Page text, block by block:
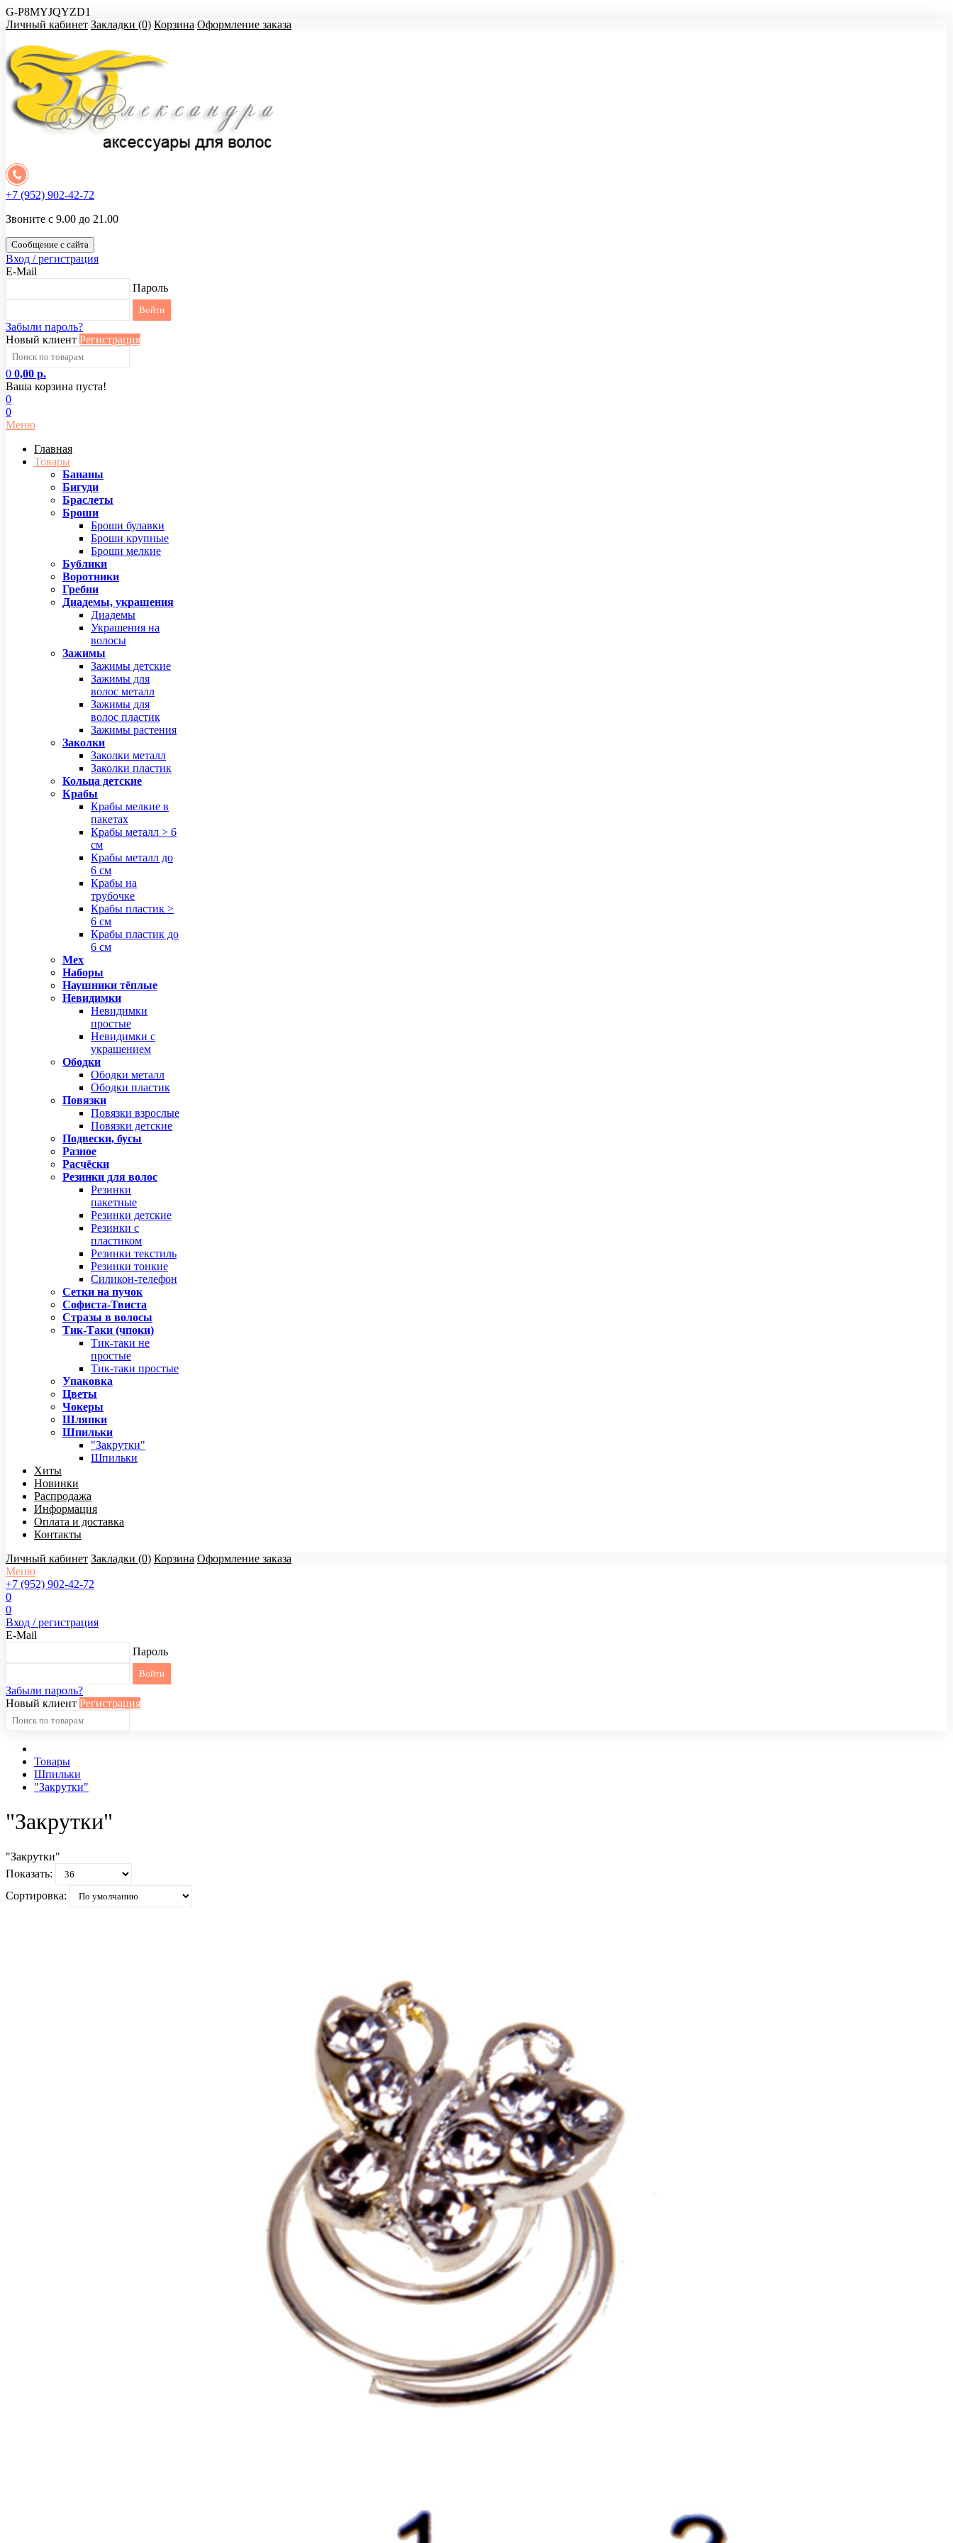
G-P8MYJQYZD1
Личный кабинет Закладки (0) Корзина Оформление заказа
+7 (952) 902-42-72
Звоните с 9.00 до 21.00
Сообщение с сайта
Вход / регистрация
E-Mail
Пароль
Забыли пароль?
Новый клиент Регистрация
0 0,00 р.
Ваша корзина пуста!
0
0
Меню
Главная
Товары
Бананы
Бигуди
Браслеты
Броши
Броши булавки
Броши крупные
Броши мелкие
Бублики
Воротники
Гребни
Диадемы, украшения
Диадемы
Украшения на
волосы
Зажимы
Зажимы детские
Зажимы для
волос металл
Зажимы для
волос пластик
Зажимы растения
Заколки
Заколки металл
Заколки пластик
Кольца детские
Крабы
Крабы мелкие в
пакетах
Крабы металл > 6
см
Крабы металл до
6 см
Крабы на
трубочке
Крабы пластик >
6 см
Крабы пластик до
6 см
Мех
Наборы
Наушники тёплые
Невидимки
Невидимки
простые
Невидимки с
украшением
Ободки
Ободки металл
Ободки пластик
Повязки
Повязки взрослые
Повязки детские
Подвески, бусы
Разное
Расчёски
Резинки для волос
Резинки
пакетные
Резинки детские
Резинки с
пластиком
Резинки текстиль
Резинки тонкие
Силикон-телефон
Сетки на пучок
Софиста-Твиста
Стразы в волосы
Тик-Таки (чпоки)
Тик-таки не
простые
Тик-таки простые
Упаковка
Цветы
Чокеры
Шляпки
Шпильки
"Закрутки"
Шпильки
Хиты
Новинки
Распродажа
Информация
Оплата и доставка
Контакты
Личный кабинет Закладки (0) Корзина Оформление заказа
Меню
+7 (952) 902-42-72
0
0
Вход / регистрация
E-Mail
Пароль
Забыли пароль?
Новый клиент Регистрация
Товары
Шпильки
"Закрутки"
"Закрутки"
"Закрутки"
Показать:
Сортировка: